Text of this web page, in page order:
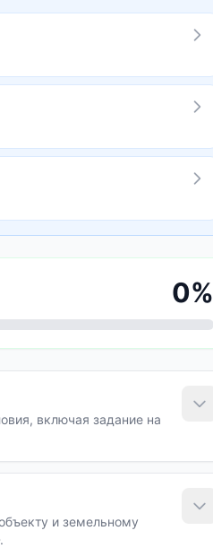
0%
включая задание на
и земельному